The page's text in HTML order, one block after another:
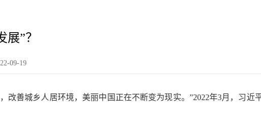
”？
09-19
善城乡人居环境，美丽中国正在不断变为现实。”2022年3月，习近